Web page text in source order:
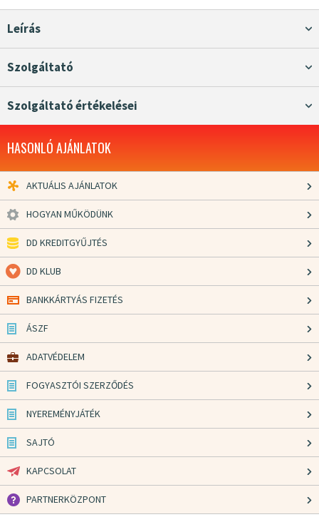
Leírás
Szolgáltató
Szolgáltató értékelései
HASONLÓ AJÁNLATOK
AKTUÁLIS AJÁNLATOK
HOGYAN MŰKÖDÜNK
DD KREDITGYŰJTÉS
DD KLUB
BANKKÁRTYÁS FIZETÉS
ÁSZF
ADATVÉDELEM
FOGYASZTÓI SZERZŐDÉS
NYEREMÉNYJÁTÉK
SAJTÓ
KAPCSOLAT
PARTNERKÖZPONT